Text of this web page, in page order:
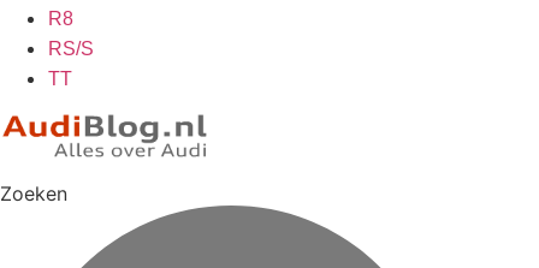
R8
RS/S
TT
Zoeken